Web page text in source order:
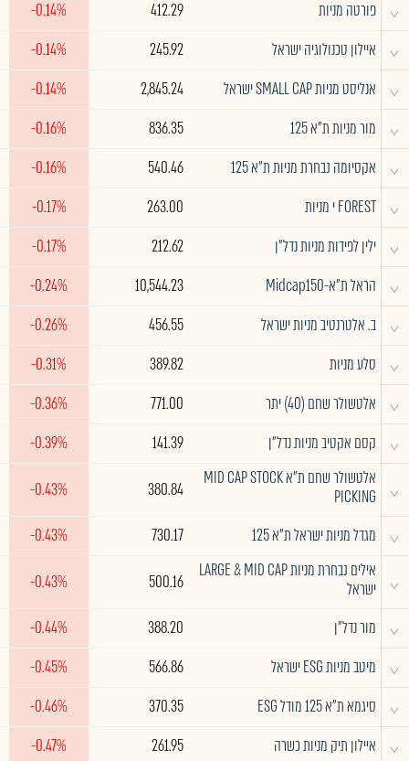
^ פורטה מניות 412.29
-0.14%
^ איילון טכנולוגיה ישראל 245.92
-0.14%
^ אנליסט מניות SMALL CAP ישראל 2,845.24
-0.14%
^ מור מניות ת"א 125 836.35
-0.16%
^ אקסיומה נבחרת מניות ת"א 125 540.46
-0.16%
^ FOREST י מניות 263.00
-0.17%
^ ילין לפידות מניות נדל"ן 212.62
-0.17%
^ הראל ת"א-Midcap150 10,544.23
-0.24%
^ ב. אלטרנטיב מניות ישראל 456.55
-0.26%
^ סלע מניות 389.82
-0.31%
^ אלטשולר שחם (40) יתר 771.00
-0.36%
^ קסם אקטיב מניות נדל"ן 141.39
-0.39%
^
אלטשולר שחם ת"א MID CAP STOCK
PICKING
380.84
-0.43%
^ מגדל מניות ישראל ת"א 125 730.17
-0.43%
^
אילים נבחרת מניות LARGE & MID CAP
ישראל
500.16
-0.43%
^ מור נדל"ן 388.20
-0.44%
^ מיטב מניות ESG ישראל 566.86
-0.45%
^ סיגמא ת"א 125 מודל ESG 370.35
-0.46%
^ איילון תיק מניות כשרה 261.95
-0.47%